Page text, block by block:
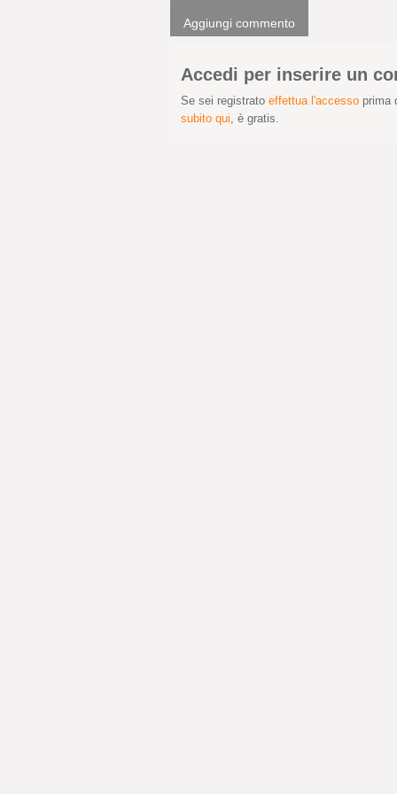
Aggiungi commento
Accedi per inserire un
Se sei registrato effettua l'accesso prima
subito qui , è gratis.